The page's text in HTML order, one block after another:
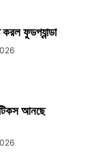
ফুডপ্যান্ডা
আনছে